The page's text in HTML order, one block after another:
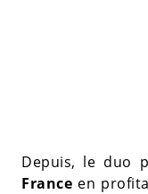
Depuis, le duo
France en